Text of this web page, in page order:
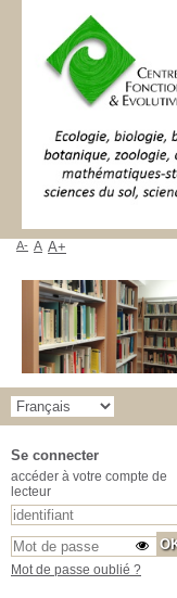
A- A A+
Se connecter
accéder à votre compte de
lecteur
Mot de passe oublié ?